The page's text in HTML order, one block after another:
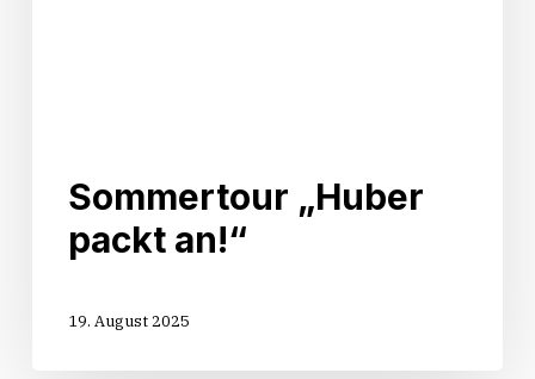
Sommertour „Huber
packt an!“
19. August 2025